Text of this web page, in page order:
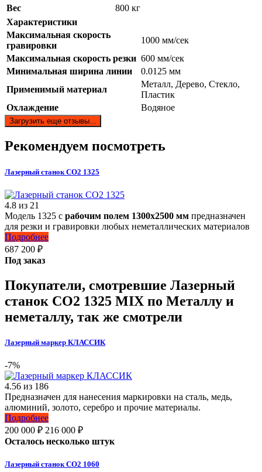
Вес
800 кг
Характеристики
Максимальная скорость
гравировки
1000 мм/сек
Максимальная скорость резки 600 мм/сек
Минимальная ширина линии
0.0125 мм
Применимый материал
Металл, Дерево, Стекло,
Пластик
Охлаждение
Водяное
Загрузить еще отзывы...
Рекомендуем посмотреть
Лазерный станок СО2 1325
4.8 из 21
Модель 1325 с рабочим полем 1300х2500 мм предназначен
для резки и гравировки любых неметаллических материалов
Подробнее
687 200 ₽
Под заказ
Покупатели, смотревшие Лазерный
станок СО2 1325 MIX по Металлу и
неметаллу, так же смотрели
Лазерный маркер КЛАССИК
-7%
4.56 из 186
Предназначен для нанесения маркировки на сталь, медь,
алюминий, золото, серебро и прочие материалы.
Подробнее
200 000 ₽ 216 000 ₽
Осталось несколько штук
Лазерный станок СО2 1060